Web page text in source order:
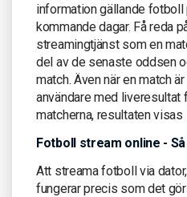
information gällande fotboll
kommande dagar. Få reda
streamingtjänst som en
del av de senaste oddsen
match. Även när en match
användare med liveresultat
matcherna, resultaten visas
Fotboll stream online -
Att streama fotboll via
fungerar precis som det